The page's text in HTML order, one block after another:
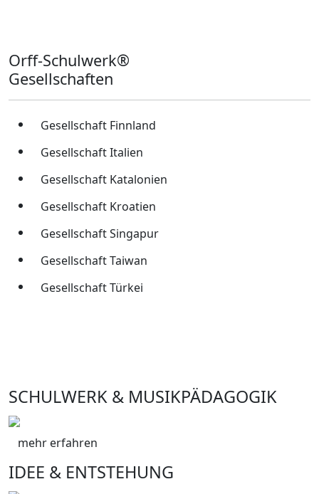
Orff-Schulwerk®
Gesellschaften
Gesellschaft Finnland
Gesellschaft Italien
Gesellschaft Katalonien
Gesellschaft Kroatien
Gesellschaft Singapur
Gesellschaft Taiwan
Gesellschaft Türkei
SCHULWERK & MUSIKPÄDAGOGIK
mehr erfahren
IDEE & ENTSTEHUNG